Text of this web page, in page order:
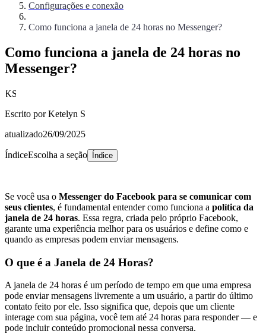
Configurações e conexão
Como funciona a janela de 24 horas no Messenger?
Como funciona a janela de 24 horas no
Messenger?
KS
Escrito porKetelyn S
atualizado26/09/2025
ÍndiceEscolha a seção Índice
Se você usa o Messenger do Facebook para se comunicar com
seus clientes, é fundamental entender como funciona a política da
janela de 24 horas. Essa regra, criada pelo próprio Facebook,
garante uma experiência melhor para os usuários e define como e
quando as empresas podem enviar mensagens.
O que é a Janela de 24 Horas?
A janela de 24 horas é um período de tempo em que uma empresa
pode enviar mensagens livremente a um usuário, a partir do último
contato feito por ele. Isso significa que, depois que um cliente
interage com sua página, você tem até 24 horas para responder — e
pode incluir conteúdo promocional nessa conversa.